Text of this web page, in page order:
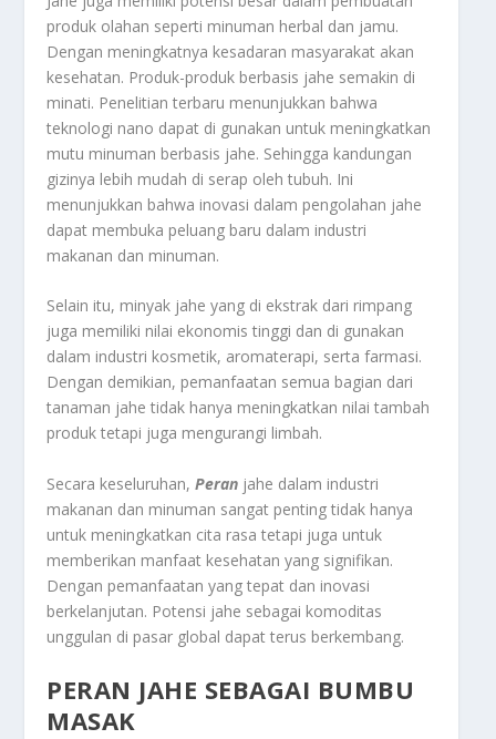
produk olahan seperti minuman herbal dan jamu.
Dengan meningkatnya kesadaran masyarakat akan
kesehatan. Produk-produk berbasis jahe semakin di
minati. Penelitian terbaru menunjukkan bahwa
teknologi nano dapat di gunakan untuk meningkatkan
mutu minuman berbasis jahe. Sehingga kandungan
gizinya lebih mudah di serap oleh tubuh. Ini
menunjukkan bahwa inovasi dalam pengolahan jahe
dapat membuka peluang baru dalam industri
makanan dan minuman.
Selain itu, minyak jahe yang di ekstrak dari rimpang
juga memiliki nilai ekonomis tinggi dan di gunakan
dalam industri kosmetik, aromaterapi, serta farmasi.
Dengan demikian, pemanfaatan semua bagian dari
tanaman jahe tidak hanya meningkatkan nilai tambah
produk tetapi juga mengurangi limbah.
Secara keseluruhan,Peran jahe dalam industri
makanan dan minuman sangat penting tidak hanya
untuk meningkatkan cita rasa tetapi juga untuk
memberikan manfaat kesehatan yang signifikan.
Dengan pemanfaatan yang tepat dan inovasi
berkelanjutan. Potensi jahe sebagai komoditas
unggulan di pasar global dapat terus berkembang.
PERAN JAHE SEBAGAI BUMBU
MASAK